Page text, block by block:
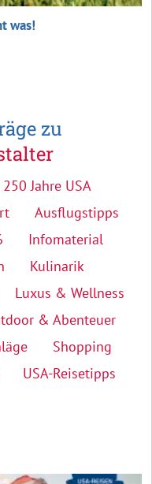
was!
zu
250 Jahre USA
Ausflugstipps
Infomaterial
Kulinarik
Luxus & Wellness
& Abenteuer
Shopping
USA-Reisetipps